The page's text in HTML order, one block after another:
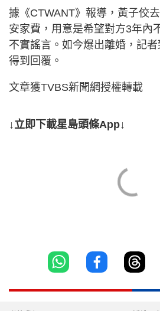
據《CTWANT》報導，黃子佼
安家費，用意是希望對方3年內
不實謠言。如今爆出離婚，記
得到回覆。
文章獲TVBS新聞網授權轉載
↓立即下載星島頭條App↓